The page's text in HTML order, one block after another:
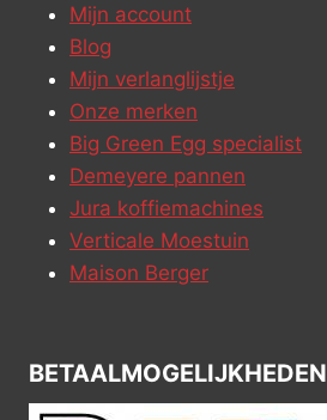
Mijn account
Blog
Mijn verlanglijstje
Onze merken
Big Green Egg specialist
Demeyere pannen
Jura koffiemachines
Verticale Moestuin
Maison Berger
BETAALMOGELIJKHEDEN